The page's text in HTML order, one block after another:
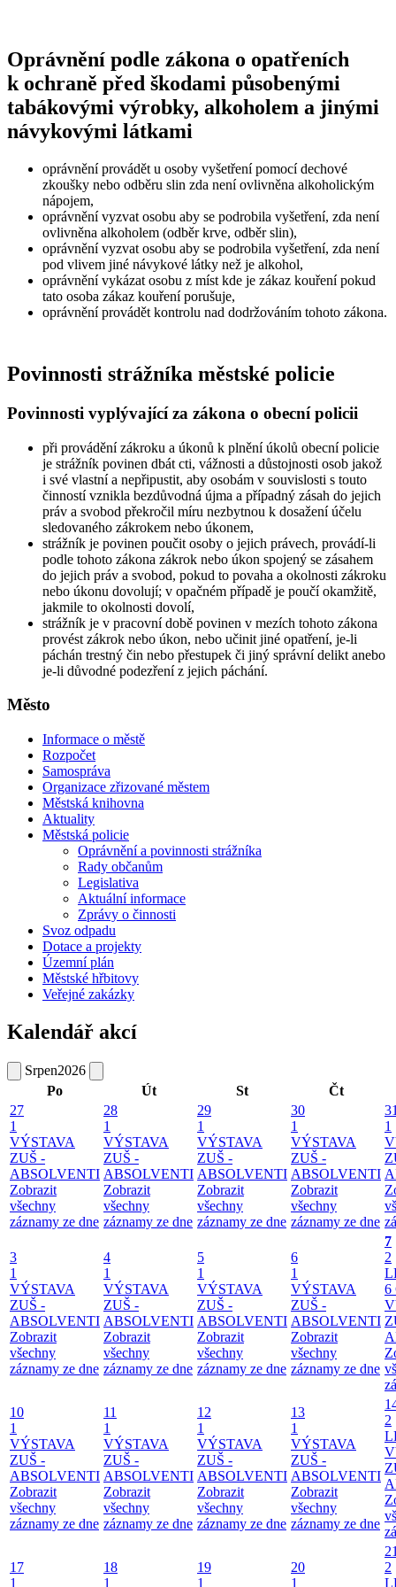
Oprávnění podle zákona o opatřeních
k ochraně před škodami působenými
tabákovými výrobky, alkoholem a jinými
návykovými látkami
oprávnění provádět u osoby vyšetření pomocí dechové
zkoušky nebo odběru slin zda není ovlivněna alkoholickým
nápojem,
oprávnění vyzvat osobu aby se podrobila vyšetření, zda není
ovlivněna alkoholem (odběr krve, odběr slin),
oprávnění vyzvat osobu aby se podrobila vyšetření, zda není
pod vlivem jiné návykové látky než je alkohol,
oprávnění vykázat osobu z míst kde je zákaz kouření pokud
tato osoba zákaz kouření porušuje,
oprávnění provádět kontrolu nad dodržováním tohoto zákona.
Povinnosti strážníka městské policie
Povinnosti vyplývající za zákona o obecní policii
při provádění zákroku a úkonů k plnění úkolů obecní policie
je strážník povinen dbát cti, vážnosti a důstojnosti osob jakož
i své vlastní a nepřipustit, aby osobám v souvislosti s touto
činností vznikla bezdůvodná újma a případný zásah do jejich
práv a svobod překročil míru nezbytnou k dosažení účelu
sledovaného zákrokem nebo úkonem,
strážník je povinen poučit osoby o jejich právech, provádí-li
podle tohoto zákona zákrok nebo úkon spojený se zásahem
do jejich práv a svobod, pokud to povaha a okolnosti zákroku
nebo úkonu dovolují; v opačném případě je poučí okamžitě,
jakmile to okolnosti dovolí,
strážník je v pracovní době povinen v mezích tohoto zákona
provést zákrok nebo úkon, nebo učinit jiné opatření, je-li
páchán trestný čin nebo přestupek či jiný správní delikt anebo
je-li důvodné podezření z jejich páchání.
Město
Informace o městě
Rozpočet
Samospráva
Organizace zřizované městem
Městská knihovna
Aktuality
Městská policie
Oprávnění a povinnosti strážníka
Rady občanům
Legislativa
Aktuální informace
Zprávy o činnosti
Svoz odpadu
Dotace a projekty
Územní plán
Městské hřbitovy
Veřejné zakázky
Kalendář akcí
Srpen2026
Po
Út St
Čt
27
1
VÝSTAVA
ZUŠ -
ABSOLVENTI
Zobrazit
všechny
záznamy ze dne
28
1
VÝSTAVA
ZUŠ -
ABSOLVENTI
Zobrazit
všechny
záznamy ze dne
29
1
VÝSTAVA
ZUŠ -
ABSOLVENTI
Zobrazit
všechny
záznamy ze dne
30
1
VÝSTAVA
ZUŠ -
ABSOLVENTI
Zobrazit
všechny
záznamy ze dne
1
3
1
VÝSTAVA
ZUŠ -
ABSOLVENTI
Zobrazit
všechny
záznamy ze dne
4
1
VÝSTAVA
ZUŠ -
ABSOLVENTI
Zobrazit
všechny
záznamy ze dne
5
1
VÝSTAVA
ZUŠ -
ABSOLVENTI
Zobrazit
všechny
záznamy ze dne
6
1
VÝSTAVA
ZUŠ -
ABSOLVENTI
Zobrazit
všechny
záznamy ze dne
7
2
6
10
1
VÝSTAVA
ZUŠ -
ABSOLVENTI
Zobrazit
všechny
záznamy ze dne
11
1
VÝSTAVA
ZUŠ -
ABSOLVENTI
Zobrazit
všechny
záznamy ze dne
12
1
VÝSTAVA
ZUŠ -
ABSOLVENTI
Zobrazit
všechny
záznamy ze dne
13
1
VÝSTAVA
ZUŠ -
ABSOLVENTI
Zobrazit
všechny
záznamy ze dne
2
17
1
18
1
19
1
20
1
2